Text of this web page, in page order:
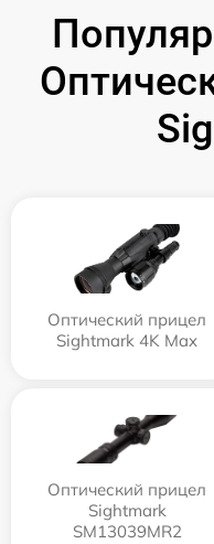
Оптический прицел
Sightmark 4K Max
Оптический прицел
Sightmark
SM13039MR2